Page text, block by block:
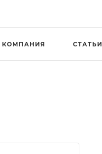
КОМПАНИЯ СТАТЬИ